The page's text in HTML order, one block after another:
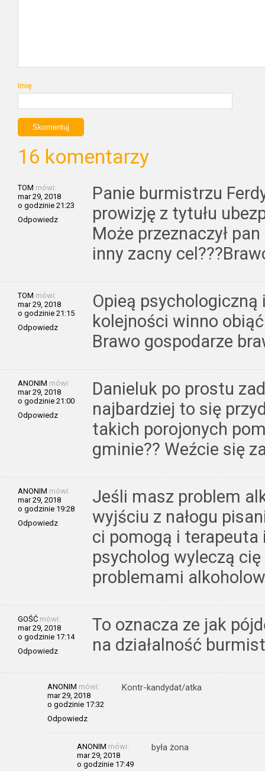
Imię
16 komentarzy
TOM mówi:
mar 29, 2018
o godzinie 21:23
Odpowiedz
Panie burmistrzu
prowizję z tytułu
Może przeznaczył
inny zacny
TOM mówi:
mar 29, 2018
o godzinie 21:15
Odpowiedz
Opieą
kolejności winno
Brawo gospodarze
ANONIM mówi:
mar 29, 2018
o godzinie 21:00
Odpowiedz
Danieluk po prostu
najbardziej to się
takich porojonych
gminie?? Weźcie się
ANONIM mówi:
mar 29, 2018
o godzinie 19:28
Odpowiedz
Jeśli masz problem
wyjściu z nałogu
ci pomogą i
psycholog wyleczą
problemami
GOŚĆ mówi:
mar 29, 2018
o godzinie 17:14
Odpowiedz
To oznacza ze jak
na działalność
ANONIM mówi:
mar 29, 2018
o godzinie 17:32
Odpowiedz
Kontr-kandydat/atka
ANONIM mówi:
mar 29, 2018
o godzinie 17:49
była żona